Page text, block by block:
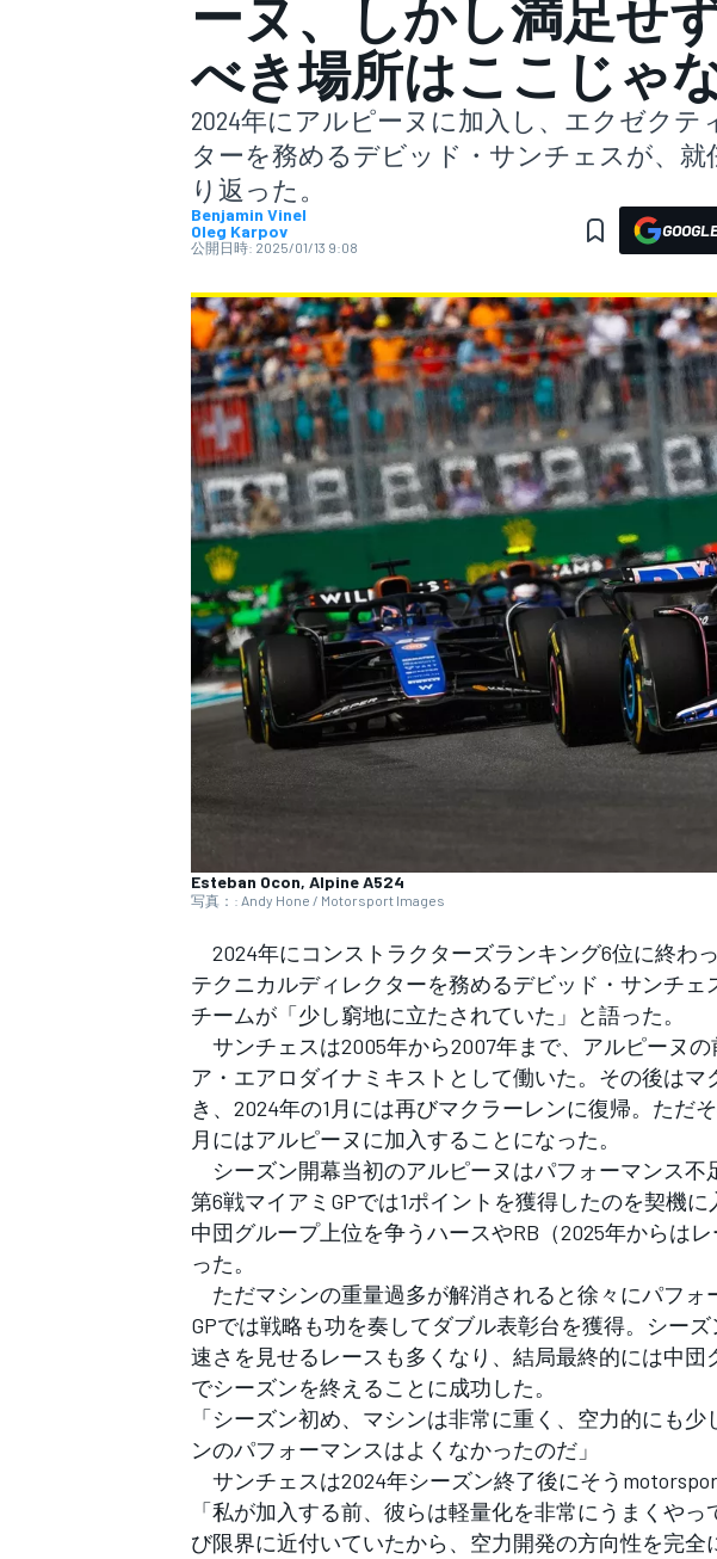
スーパーフォーミュラ
スーパーGT
WEC
フォーミュラE
ーヌ、しかし満足せ
べき場所はここじゃな
2024年にアルピーヌに加入し、エクゼク
ターを務めるデビッド・サンチェスが、就
り返った。
Benjamin Vinel
Oleg Karpov
公開日時: 2025/01/13 9:08
Esteban Ocon, Alpine A524
写真：: Andy Hone / Motorsport Images
2024年にコンストラクターズランキング6位に終わ
テクニカルディレクターを務めるデビッド・サンチ
チームが「少し窮地に立たされていた」と語った。
サンチェスは2005年から2007年まで、アルピーヌ
ア・エアロダイナミキストとして働いた。その後は
き、2024年の1月には再びマクラーレンに復帰。ただ
月にはアルピーヌに加入することになった。
シーズン開幕当初のアルピーヌはパフォーマンス不
第6戦マイアミGPでは1ポイントを獲得したのを契機に
中団グループ上位を争うハースやRB（2025年からは
った。
ただマシンの重量過多が解消されると徐々にパフォ
GPでは戦略も功を奏してダブル表彰台を獲得。シー
速さを見せるレースも多くなり、結局最終的には中
でシーズンを終えることに成功した。
「シーズン初め、マシンは非常に重く、空力的にも
ンのパフォーマンスはよくなかったのだ」
サンチェスは2024年シーズン終了後にそう
「私が加入する前、彼らは軽量化を非常にうまくや
び限界に近付いていたから、空力開発の方向性を完全